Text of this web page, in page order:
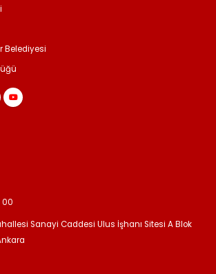
Belediyesi
00
Sanayi Caddesi Ulus İşhanı Sitesi A Blok